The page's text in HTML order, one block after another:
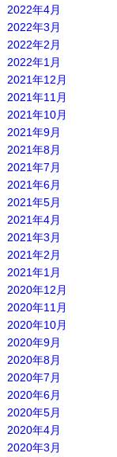
2022年4月
2022年3月
2022年2月
2022年1月
2021年12月
2021年11月
2021年10月
2021年9月
2021年8月
2021年7月
2021年6月
2021年5月
2021年4月
2021年3月
2021年2月
2021年1月
2020年12月
2020年11月
2020年10月
2020年9月
2020年8月
2020年7月
2020年6月
2020年5月
2020年4月
2020年3月